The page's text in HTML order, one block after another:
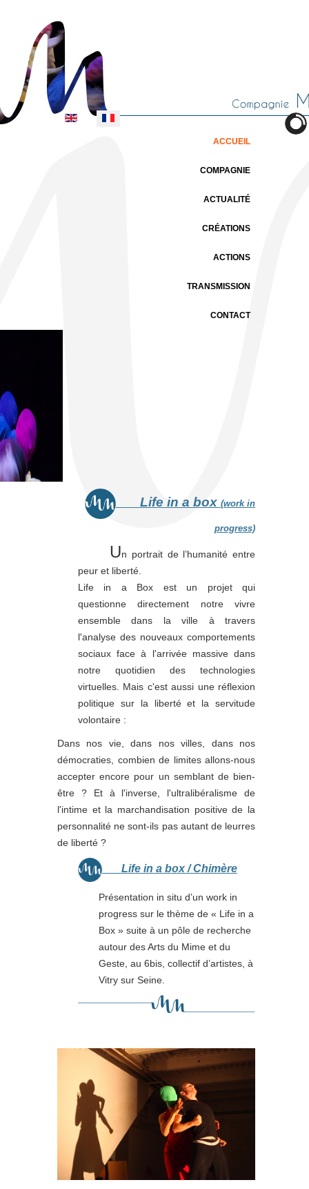
Sélectionnez votre langue
ACCUEIL
COMPAGNIE
ACTUALITÉ
CRÉATIONS
ACTIONS
TRANSMISSION
CONTACT
Life in a box (work in
progress)
Un portrait de l’humanité entre
peur et liberté.
Life in a Box est un projet qui
questionne directement notre vivre
ensemble dans la ville à travers
l'analyse des nouveaux comportements
sociaux face à l'arrivée massive dans
notre quotidien des technologies
virtuelles. Mais c'est aussi une réflexion
politique sur la liberté et la servitude
volontaire :
Dans nos vie, dans nos villes, dans nos
démocraties, combien de limites allons-nous
accepter encore pour un semblant de bien-
être ? Et à l'inverse, l'ultralibéralisme de
l'intime et la marchandisation positive de la
personnalité ne sont-ils pas autant de leurres
de liberté ?
Life in a box / Chimère
Présentation in situ d’un work in
progress sur le thème de « Life in a
Box » suite à un pôle de recherche
autour des Arts du Mime et du
Geste, au 6bis, collectif d’artistes, à
Vitry sur Seine.